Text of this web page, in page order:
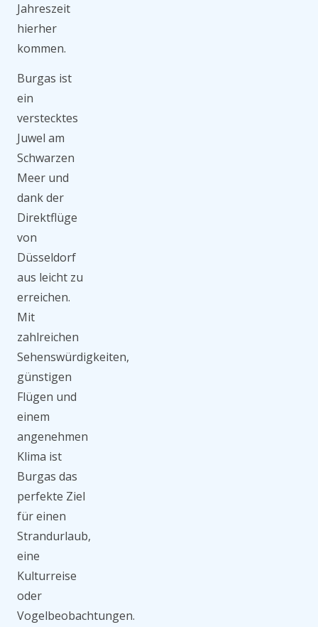
Jahreszeit
hierher
kommen.
Burgas ist
ein
verstecktes
Juwel am
Schwarzen
Meer und
dank der
Direktflüge
von
Düsseldorf
aus leicht zu
erreichen.
Mit
zahlreichen
Sehenswürdigkeiten,
günstigen
Flügen und
einem
angenehmen
Klima ist
Burgas das
perfekte Ziel
für einen
Strandurlaub,
eine
Kulturreise
oder
Vogelbeobachtungen.